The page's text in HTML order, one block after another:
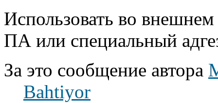
Использовать во
ПА или специальный
За это сообщение автора
Bahtiyor